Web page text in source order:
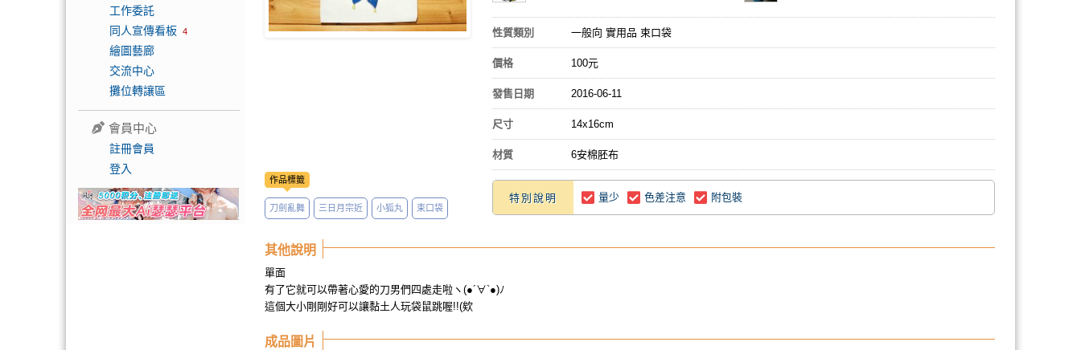
工作委託
同人宣傳看板 4
繪圖藝廊
交流中心
攤位轉讓區
會員中心
註冊會員
登入
作品標籤
刀劍亂舞 三日月宗近 小狐丸 束口袋
性質類別 一般向 實用品 束口袋
價格 100元
發售日期 2016-06-11
尺寸 14x16cm
材質 6安棉胚布
特別說明 量少 色差注意 附包裝
其他說明
單面
有了它就可以帶著心愛的刀男們四處走啦ヽ(●´∀`●)ﾉ
這個大小剛剛好可以讓黏土人玩袋鼠跳喔!!(欸
成品圖片